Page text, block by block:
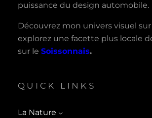
puissance du design automobile.
Découvrez mon univers visuel
explorez une facette plus locale
sur le Soissonnais.
QUICK LINKS
La Nature